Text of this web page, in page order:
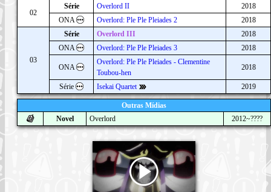
02
Série Overlord II
2018
ONA
Overlord: Ple Ple Pleiades 2 2018
03
Série Overlord III
2018
ONA
Overlord: Ple Ple Pleiades 3 2018
ONA
Overlord: Ple Ple Pleiades - Clementine
Toubou-hen
2018
Série Isekai Quartet 2019
Outras Mídias
Novel
Overlord 2012~????